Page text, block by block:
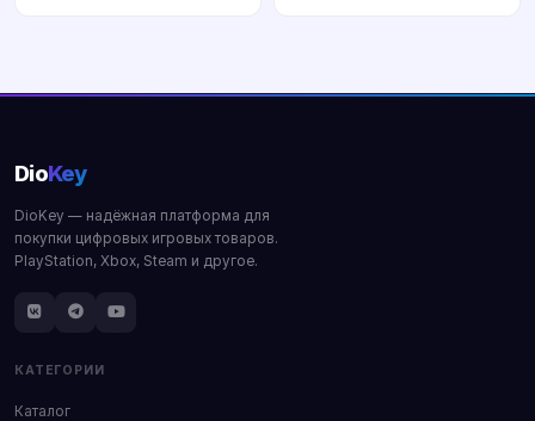
DioKey
DioKey — надёжная платформа для
покупки цифровых игровых товаров.
PlayStation, Xbox, Steam и другое.
КАТЕГОРИИ
Каталог